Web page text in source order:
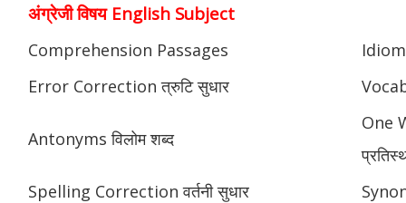
अंग्रेजी विषय English Subject
Comprehension Passages
Error Correction त्रुटि सुधार
Antonyms विलोम शब्द
One
Spelling Correction वर्तनी सुधार